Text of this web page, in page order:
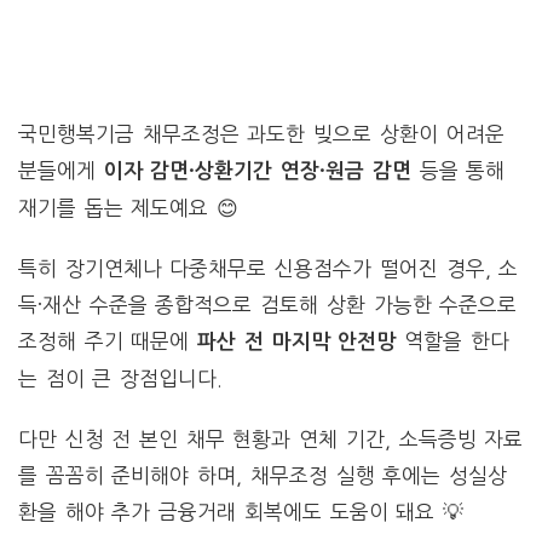
국민행복기금 채무조정은 과도한 빚으로 상환이 어려운
분들에게 이자 감면·상환기간 연장·원금 감면 등을 통해
재기를 돕는 제도예요 😊
특히 장기연체나 다중채무로 신용점수가 떨어진 경우, 소
득·재산 수준을 종합적으로 검토해 상환 가능한 수준으로
조정해 주기 때문에파산 전 마지막 안전망역할을 한다
는 점이 큰 장점입니다.
다만 신청 전 본인 채무 현황과 연체 기간, 소득증빙 자료
를 꼼꼼히 준비해야 하며, 채무조정 실행 후에는 성실상
환을 해야 추가 금융거래 회복에도 도움이 돼요 💡